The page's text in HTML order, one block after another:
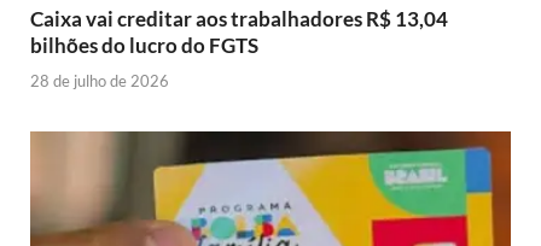
Caixa vai creditar aos trabalhadores R$ 13,04
bilhões do lucro do FGTS
28 de julho de 2026